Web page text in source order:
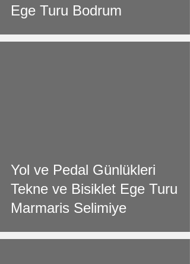
Ege Turu Bodrum
Yol ve Pedal Günlükleri
Tekne ve Bisiklet Ege Turu
Marmaris Selimiye